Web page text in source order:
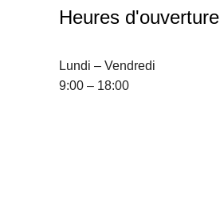
Heures d'ouverture
Lundi – Vendredi
9:00 – 18:00